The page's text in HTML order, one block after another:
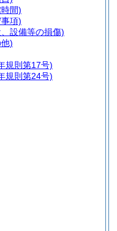
間)
項)
設備等の損傷)
)
規則第17号)
規則第24号)